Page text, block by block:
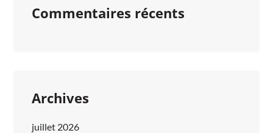
Commentaires récents
Archives
juillet 2026